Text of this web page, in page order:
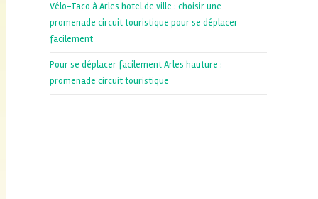
Vélo-Taco à Arles hotel de ville : choisir une
promenade circuit touristique pour se déplacer
facilement
Pour se déplacer facilement Arles hauture :
promenade circuit touristique